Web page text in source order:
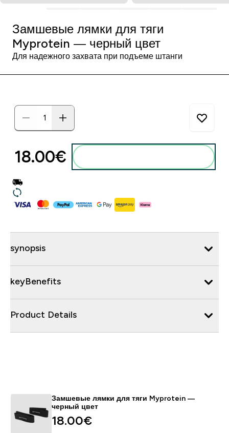
Замшевые лямки для тяги
Myprotein — черный цвет
Для надежного захвата при подъеме штанги
18.00€‎
synopsis
keyBenefits
Product Details
Замшевые лямки для тяги Myprotein —
черный цвет
18.00€‎